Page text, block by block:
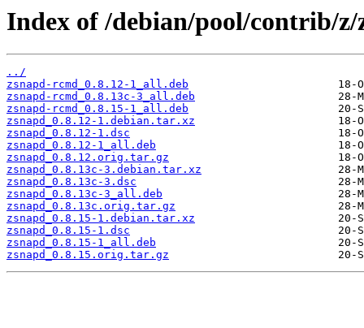
Index of /debian/pool/contrib/z/
../
zsnapd-rcmd_0.8.12-1_all.deb
zsnapd-rcmd_0.8.13c-3_all.deb
zsnapd-rcmd_0.8.15-1_all.deb
zsnapd_0.8.12-1.debian.tar.xz
zsnapd_0.8.12-1.dsc
zsnapd_0.8.12-1_all.deb
zsnapd_0.8.12.orig.tar.gz
zsnapd_0.8.13c-3.debian.tar.xz
zsnapd_0.8.13c-3.dsc
zsnapd_0.8.13c-3_all.deb
zsnapd_0.8.13c.orig.tar.gz
zsnapd_0.8.15-1.debian.tar.xz
zsnapd_0.8.15-1.dsc
zsnapd_0.8.15-1_all.deb
zsnapd_0.8.15.orig.tar.gz